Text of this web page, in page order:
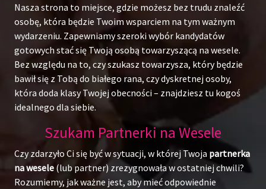
Nasza strona to miejsce, gdzie możesz bez trudu znaleźć
osobę, która będzie Twoim wsparciem na tym ważnym
wydarzeniu. Zapewniamy szeroki wybór kandydatów
gotowych stać się Twoją osobą towarzyszącą na wesele.
Bez względu na to, czy szukasz towarzysza, który będzie
bawił się z Tobą do białego rana, czy dyskretnej osoby,
która doda klasy Twojej obecności – znajdziesz tu kogoś
idealnego dla siebie.
Szukam Partnerki na Wesele
Czy zdarzyło Ci się być w sytuacji, w której Twoja partnerka
na wesele (lub partner) zrezygnowała w ostatniej chwili?
Rozumiemy, jak ważne jest, aby mieć odpowiednie